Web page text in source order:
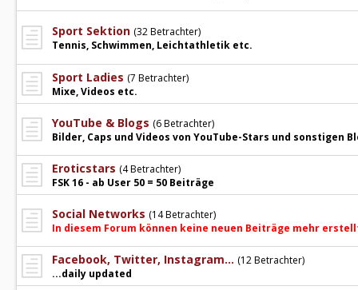
Sport Sektion (32 Betrachter)
Tennis, Schwimmen, Leichtathletik etc.
Sport Ladies (7 Betrachter)
Mixe, Videos etc.
YouTube & Blogs (6 Betrachter)
Bilder, Caps und Videos von YouTube-Stars und sonstigen
Eroticstars (4 Betrachter)
FSK 16 - ab User 50 = 50 Beiträge
Social Networks (14 Betrachter)
In diesem Forum können keine neuen Beiträge mehr
Facebook, Twitter, Instagram... (12 Betrachter)
...daily updated